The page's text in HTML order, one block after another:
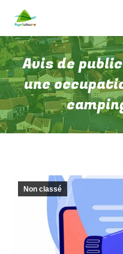
Avis de
une
Non classé